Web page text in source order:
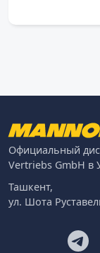
Официальный
Vertriebs GmbH в
Ташкент,
ул. Шота